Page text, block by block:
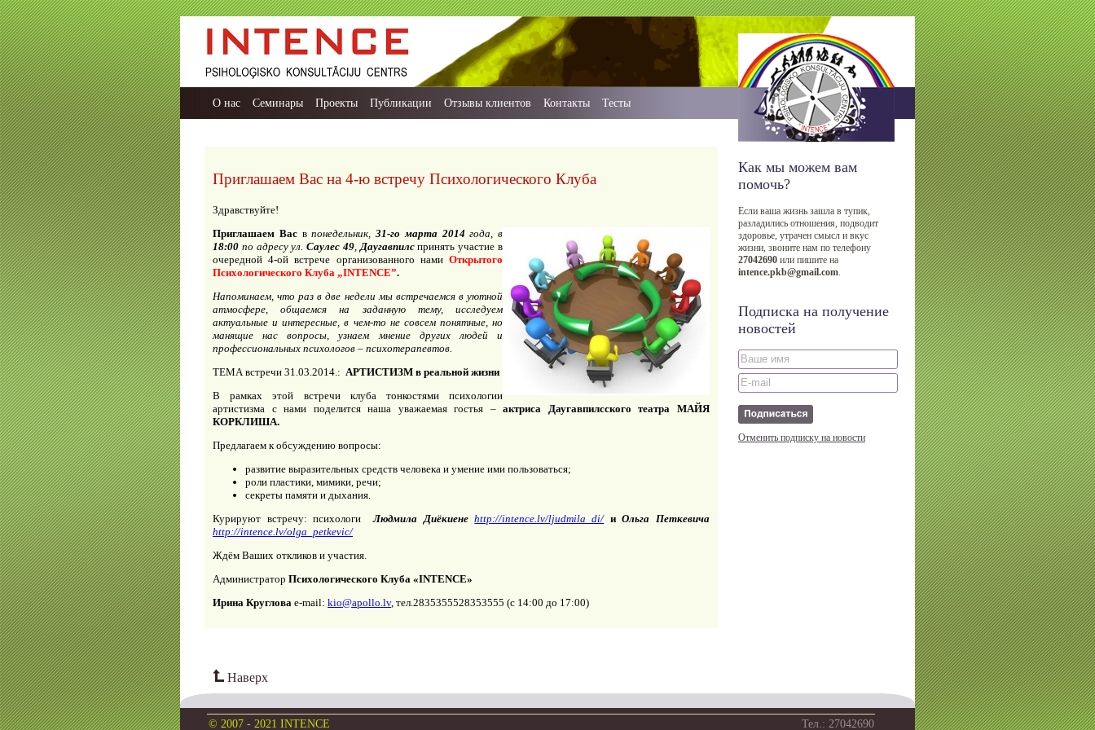
О нас Семинары Проекты Публикации Отзывы клиентов Контакты Тесты
Приглашаем Вас на 4-ю встречу Психологического Клуба
Здравствуйте!
Приглашаем Вас впонедельник, 31-го марта 2014 года, в
18:00 по адресу ул.Саулес 49,Даугавпилспринять участие в
очередной 4-ой встрече организованного нами Открытого
Психологического Клуба „INTENCE”.
Напоминаем, что раз в две недели мы встречаемся в уютной
атмосфере, общаемся на заданную тему, исследуем
актуальные и интересные, в чем-то не совсем понятные, но
манящие нас вопросы, узнаем мнение других людей и
профессиональных психологов – психотерапевтов.
ТЕМА встречи 31.03.2014.: АРТИСТИЗМ в реальной жизни
В рамках этой встречи клуба тонкостями психологии
артистизма с нами поделится наша уважаемая гостья –актриса Даугавпилсского театра МАЙЯ
КОРКЛИША.
Предлагаем к обсуждению вопросы:
развитие выразительных средств человека и умение ими пользоваться;
роли пластики, мимики, речи;
секреты памяти и дыхания.
Курируют встречу: психологиЛюдмила Диёкиене http://intence.lv/ljudmila_di/иОльга Петкевича
http://intence.lv/olga_petkevic/
Ждём Ваших откликов и участия.
Администратор Психологического Клуба «INTENCE»
Ирина Круглова e-mail: kio@apollo.lv, тел.2835355528353555 (с 14:00 до 17:00)
Как мы можем вам
помочь?
Если ваша жизнь зашла в тупик,
разладились отношения, подводит
здоровье, утрачен смысл и вкус
жизни, звоните нам по телефону
27042690 или пишите на
intence.pkb@gmail.com.
Подписка на получение
новостей
Отменить подписку на новости
Наверх
© 2007 - 2021 INTENCE Тел.: 27042690